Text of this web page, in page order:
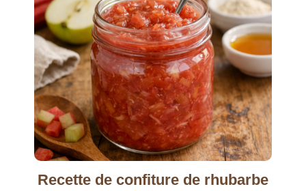
Recette de confiture de rhubarbe